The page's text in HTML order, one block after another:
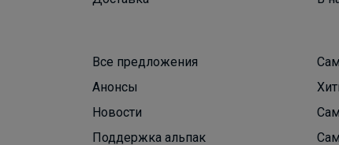
Все предложения
Анонсы
Новости
Поддержка альпак